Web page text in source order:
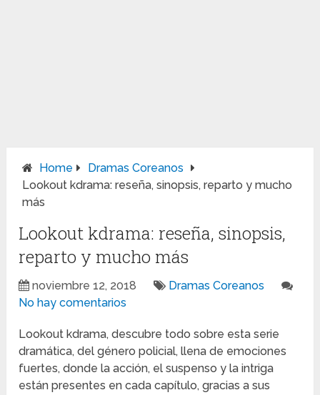
Home
Dramas Coreanos
Lookout kdrama: reseña, sinopsis, reparto y mucho
más
Lookout kdrama: reseña, sinopsis,
reparto y mucho más
noviembre 12, 2018
Dramas Coreanos
No hay comentarios
Lookout kdrama, descubre todo sobre esta serie
dramática, del género policial, llena de emociones
fuertes, donde la acción, el suspenso y la intriga
están presentes en cada capítulo, gracias a sus